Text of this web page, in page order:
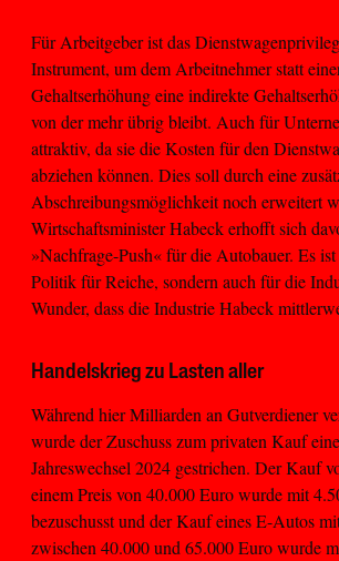
Für Arbeitgeber ist das
Instrument, um dem Arbeitnehmer statt
Gehaltserhöhung eine indirekte
von der mehr übrig bleibt. Auch für
attraktiv, da sie die Kosten für den
abziehen können. Dies soll durch eine
Abschreibungsmöglichkeit noch erweitert
Wirtschaftsminister Habeck erhofft sich
»Nachfrage-Push« für die Autobauer. Es
Politik für Reiche, sondern auch für die
Wunder, dass die Industrie Habeck
Handelskrieg zu Lasten aller
Während hier Milliarden an Gutverdiener
wurde der Zuschuss zum privaten Kauf
Jahreswechsel 2024 gestrichen. Der Kauf
einem Preis von 40.000 Euro wurde mit
bezuschusst und der Kauf eines E-Autos
zwischen 40.000 und 65.000 Euro wurde